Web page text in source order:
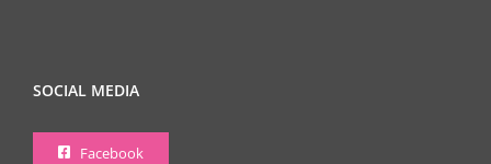
SOCIAL MEDIA
Facebook